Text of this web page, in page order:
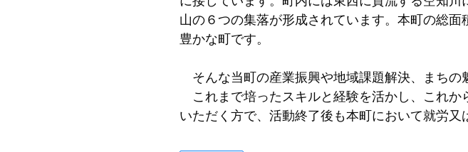
山の６つの集落が形成されています。本町の総
豊かな町です。
そんな当町の産業振興や地域課題解決、まちの
これまで培ったスキルと経験を活かし、これか
いただく方で、活動終了後も本町において就労又